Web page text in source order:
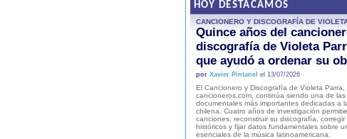
HOY DESTACAMOS
CANCIONERO Y DISCOGRAFÍA DE
Quince años del
discografía de Violeta
que ayudó a ordenar su
por Xavier Pintanel el 13/07/2026
El Cancionero y Discografía de Violeta Parra,
cancioneros.com, continúa siendo una de
documentales más importantes dedicadas a
chilena. Cuatro años de investigación
canciones, reconstruir su discografía, corregir
históricos y fijar datos fundamentales sobre
esenciales de la música latinoamericana.